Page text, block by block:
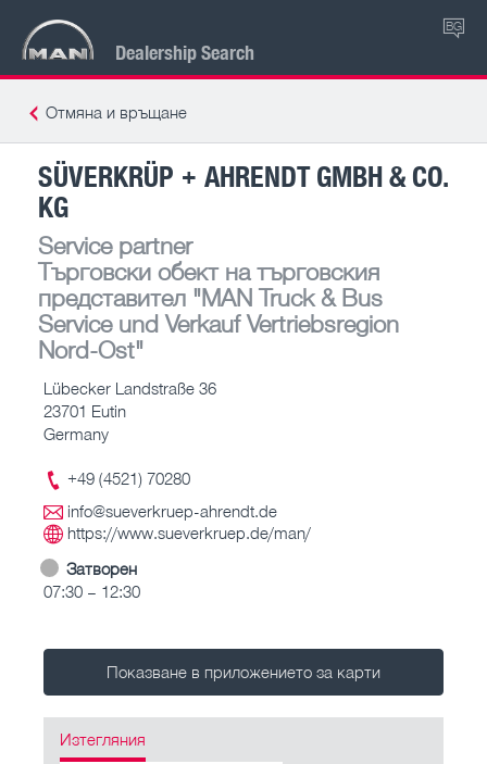
Dealership Search
BG
Отмяна и връщане
SÜVERKRÜP + AHRENDT GMBH & CO.
KG
Service partner
Търговски обект на търговския
представител "MAN Truck & Bus
Service und Verkauf Vertriebsregion
Nord-Ost"
Lübecker Landstraße 36
23701 Eutin
Germany
+49 (4521) 70280
info@sueverkruep-ahrendt.de
https://www.sueverkruep.de/man/
Затворен
07:30 – 12:30
Показване в приложението за карти
Изтегляния